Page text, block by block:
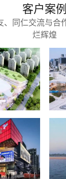
客户案例
、同仁交流与合
烂辉煌